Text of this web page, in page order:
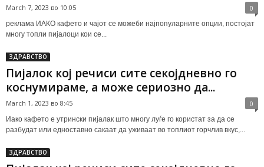
March 7, 2023 во 10:05 0
реклама ИАКО кафето и чајот се можеби најпопуларните опции, постојат
многу топли пијалоци кои се...
ЗДРАВСТВО
Пијалок кој речиси сите секојдневно го
коснумираме, а може сериозно да...
March 1, 2023 во 8:45 0
Иако кафето е утрински пијалак што многу луѓе го користат за да се
разбудат или едноставно сакаат да уживаат во топлиот горчлив вкус,...
ЗДРАВСТВО